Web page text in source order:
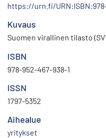
https://urn.fi/
Kuvaus
Suomen virallinen tilasto
ISBN
978-952-467-938-1
ISSN
1797-5352
Aihealue
yritykset